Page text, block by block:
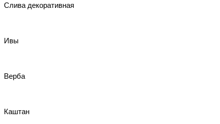
Слива декоративная
Ивы
Верба
Каштан